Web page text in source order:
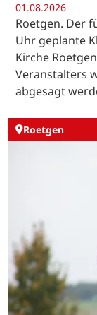
01.08.2026
Roetgen. Der
Uhr geplante
Kirche
Veranstalters
abgesagt
Roetgen